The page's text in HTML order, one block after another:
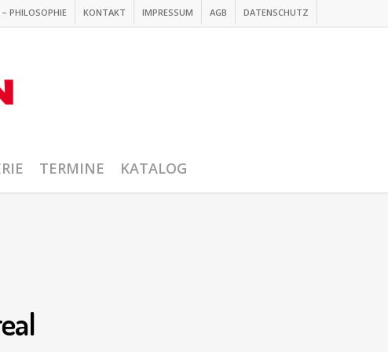
PHILOSOPHIE KONTAKT IMPRESSUM AGB DATENSCHUTZ
TERMINE KATALOG